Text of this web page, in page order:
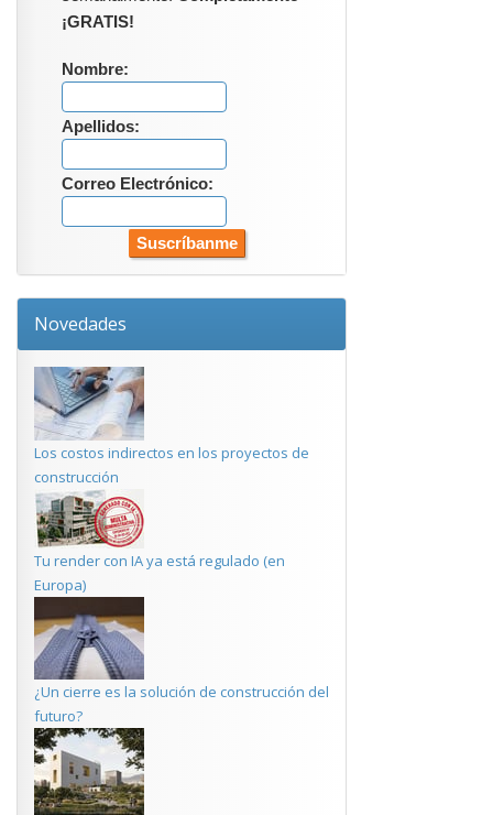
¡GRATIS!
Nombre:
Apellidos:
Correo Electrónico:
Novedades
Los costos indirectos en los proyectos de
construcción
Tu render con IA ya está regulado (en
Europa)
¿Un cierre es la solución de construcción del
futuro?